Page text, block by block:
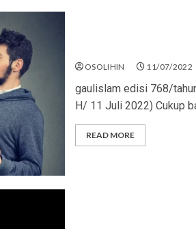
OSOLIHIN 11/07/2022
gaulislam edisi 768/
H/ 11 Juli 2022) Cukup
READ MORE